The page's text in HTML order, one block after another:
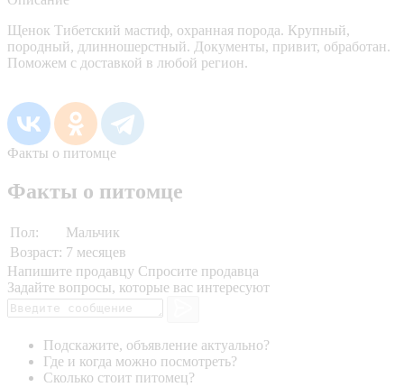
Щенок Тибетский мастиф, охранная порода. Крупный,
породный, длинношерстный. Документы, привит, обработан.
Поможем с доставкой в любой регион.
Факты о питомце
Факты о питомце
Пол:
Мальчик
Возраст: 7 месяцев
Напишите продавцу Спросите продавца
Задайте вопросы, которые вас интересуют
Подскажите, объявление актуально?
Где и когда можно посмотреть?
Сколько стоит питомец?